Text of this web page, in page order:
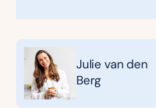
Julie van den
Berg